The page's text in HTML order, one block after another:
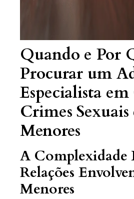
Quando e Por
Procurar um
Especialista em
Crimes Sexuais
Menores
A Complexidade
Relações
Menores